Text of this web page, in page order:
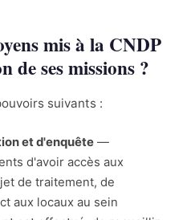
mis à la CNDP
de ses missions ?
suivants :
et d'enquête —
d'avoir accès aux
de traitement, de
aux locaux au sein